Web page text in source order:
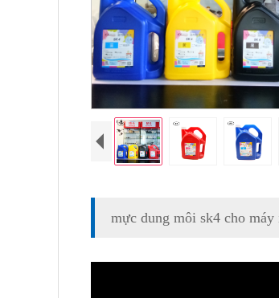
mực dung môi sk4 cho máy